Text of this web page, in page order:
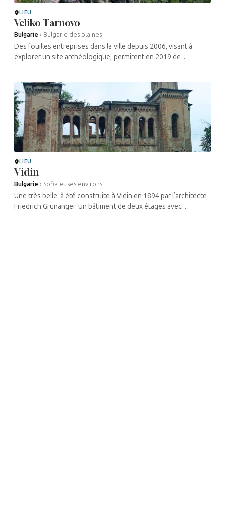
LIEU
Veliko Tarnovo
Bulgarie › Bulgarie des plaines
Des fouilles entreprises dans la ville depuis 2006, visant à
explorer un site archéologique, permirent en 2019 de
LIEU
Vidin
Bulgarie › Sofia et ses environs
Une très belle à été construite à Vidin en 1894 par l’architecte
Friedrich Grunanger. Un bâtiment de deux étages avec